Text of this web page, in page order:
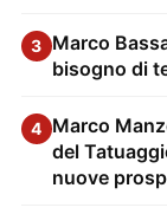
3 Marco
bisogno di
4 Marco
del
nuove